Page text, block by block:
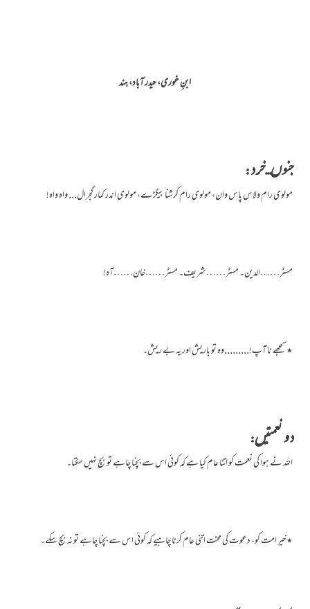
ابنِ غوری، حیدر آباد، ہند
جنوں...خرد:
مولوی رام ولاس پاس وان، مولوی رام کرشنا بیگڑے، مولوی اندر کمار گجرال... واہ واہ!
مسٹر……الدین۔ مسٹر……شریف۔ مسٹر……خان……آہ!
٭سمجھے نا آپ!.........وہ تو باریش اور یہ بے ریش۔
دو نعمتیں:
اللہ نے ہوا کی نعمت کو اتنا عام کیا ہے کہ کوئی اس سے بچنا چاہے تو بچ نہیں سکتا۔
٭خیر امت کو، دعوت کی محنت اتنی عام کرنا چاہیے کہ کوئی اس سے بچنا چاہے تو نہ بچ سکے۔